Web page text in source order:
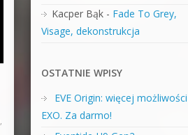
,
Kacper Bąk- Fade To Grey,
Visage, dekonstrukcja
OSTATNIE WPISY
EVE Origin: więcej możliwości
EXO. Za darmo!